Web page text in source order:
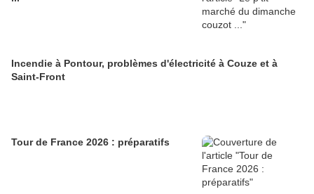
Incendie à Pontour, problèmes d'électricité à Couze et à
Saint-Front
Tour de France 2026 : préparatifs